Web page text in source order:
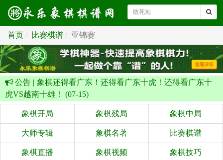
首页 比赛棋谱 亚锦赛
公告 | 象棋还得看广东！还得看广东十虎！还得看广东十
虎VS越南十雄！ (07-15)
象棋开局 象棋残局 象棋中局
大师专辑 象棋名著 比赛棋谱
象棋直播 象棋视频 象棋技巧